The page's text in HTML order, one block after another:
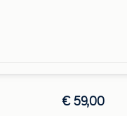
€ 59,00